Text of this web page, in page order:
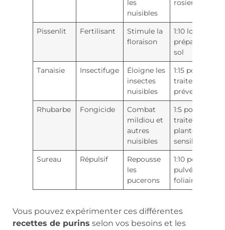
les
nuisibles
rosiers
Pissenlit Fertilisant
Stimule la
floraison
1:10 lors de la
préparation
sol
Tanaisie
Insectifuge
Éloigne les
insectes
nuisibles
1:15 pour les
traitements
préventifs
Rhubarbe
Fongicide
Combat
mildiou et
autres
nuisibles
1:5 pour
traitement
plantes
sensibles
Sureau
Répulsif
Repousse
les
pucerons
1:10 pour les
pulvérisations
foliaires
Vous pouvez expérimenter ces différentes
recettes de purins selon vos besoins et les